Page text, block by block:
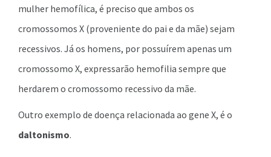
mulher hemofílica, é preciso que ambos os
cromossomos X (proveniente do pai e da mãe) sejam
recessivos. Já os homens, por possuírem apenas um
cromossomo X, expressarão hemofilia sempre que
herdarem o cromossomo recessivo da mãe.
Outro exemplo de doença relacionada ao gene X, é o
daltonismo.